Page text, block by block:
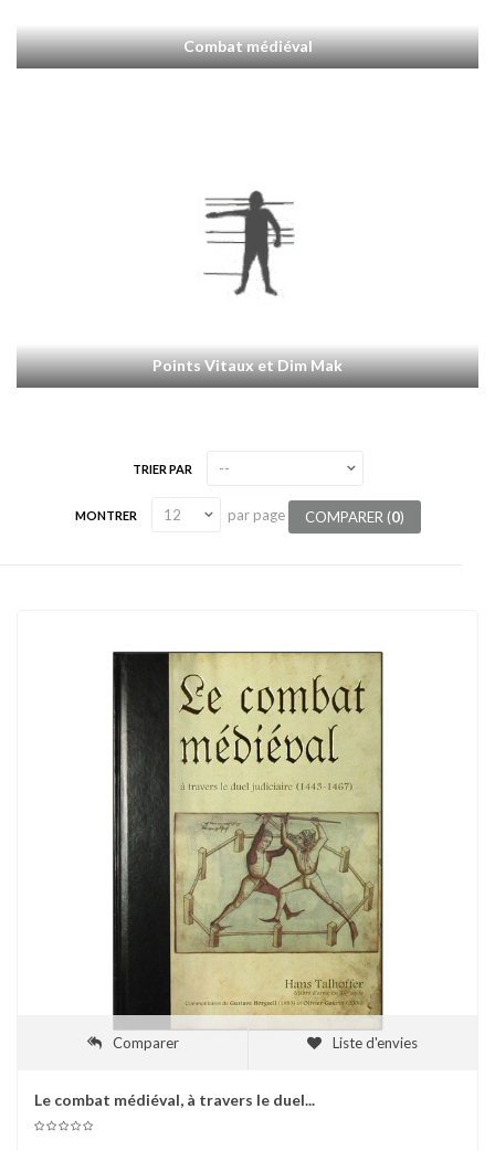
Combat médiéval
Points Vitaux et Dim Mak
TRIER PAR
MONTRER par page COMPARER (0)
Comparer Liste d'envies
Le combat médiéval, à travers le duel...